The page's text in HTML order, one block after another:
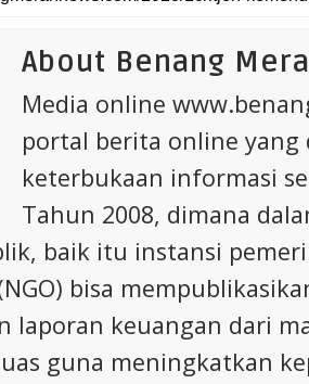
About Benang
Media online
portal berita online
keterbukaan informasi
Tahun 2008, dimana
baik itu instansi
bisa
laporan keuangan dari
guna meningkatkan